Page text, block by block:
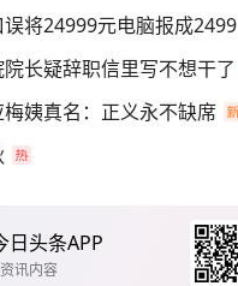
将24999元电脑报成2499
长疑辞职信里写不想干了
姨真名：正义永不缺席
日头条APP
讯内容